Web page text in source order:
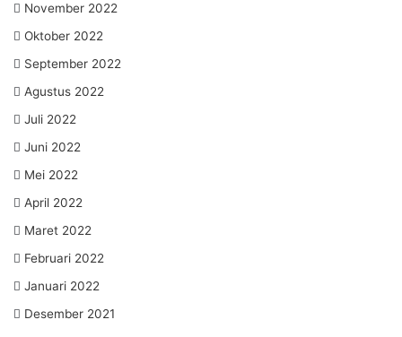
November 2022
Oktober 2022
September 2022
Agustus 2022
Juli 2022
Juni 2022
Mei 2022
April 2022
Maret 2022
Februari 2022
Januari 2022
Desember 2021